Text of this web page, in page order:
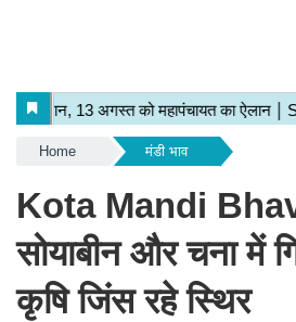
Home मंडी भाव
Kota Mandi
सोयाबीन और चना में
कृषि जिंस रहे स्थिर